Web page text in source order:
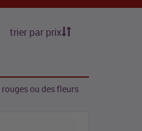
trier par prix
ou des fleurs